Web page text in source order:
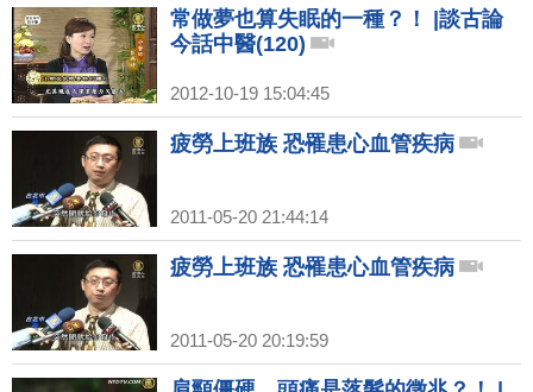
常做夢也算失眠的一種？！ |談古論
今話中醫(120)
2012-10-19 15:04:45
疲勞上班族 恐罹患心血管疾病
2011-05-20 21:44:14
疲勞上班族 恐罹患心血管疾病
2011-05-20 20:19:59